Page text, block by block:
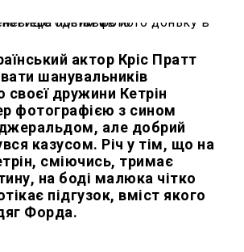
актор Кріс Пратт
шанувальників
дружини Кетрін
фотографією з сином
але добрий
казусом. Річ у тім, що на
сміючись, тримає
на боді малюка чітко
підгузок, вміст якого
Форда.